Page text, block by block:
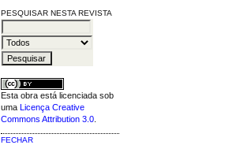
PESQUISAR NESTA REVISTA
Esta obra está licenciada sob
uma Licença Creative
Commons Attribution 3.0.
FECHAR